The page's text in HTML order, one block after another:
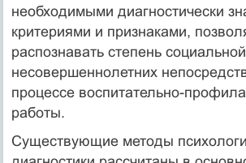
необходимыми диагностически
критериями и признаками,
распознавать степень
несовершеннолетних
процессе воспитательно-
работы.
Существующие методы